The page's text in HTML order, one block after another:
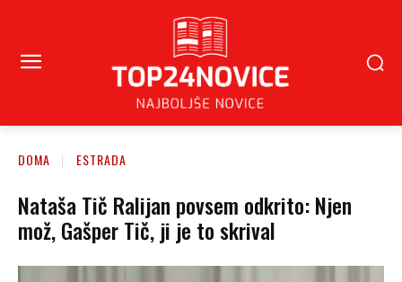
DOMA ESTRADA
Nataša Tič Ralijan povsem odkrito: Njen
mož, Gašper Tič, ji je to skrival